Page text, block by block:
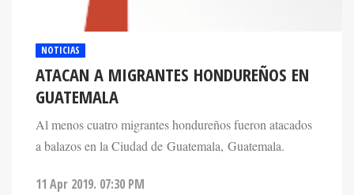
NOTICIAS
ATACAN A MIGRANTES HONDUREÑOS EN
GUATEMALA
Al menos cuatro migrantes hondureños fueron atacados
a balazos en la Ciudad de Guatemala, Guatemala.
11 Apr 2019. 07:30 PM